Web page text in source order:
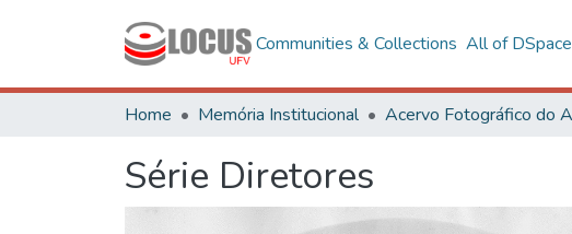
Communities & Collections All of DSpace
Home Memória Institucional
Série Diretores